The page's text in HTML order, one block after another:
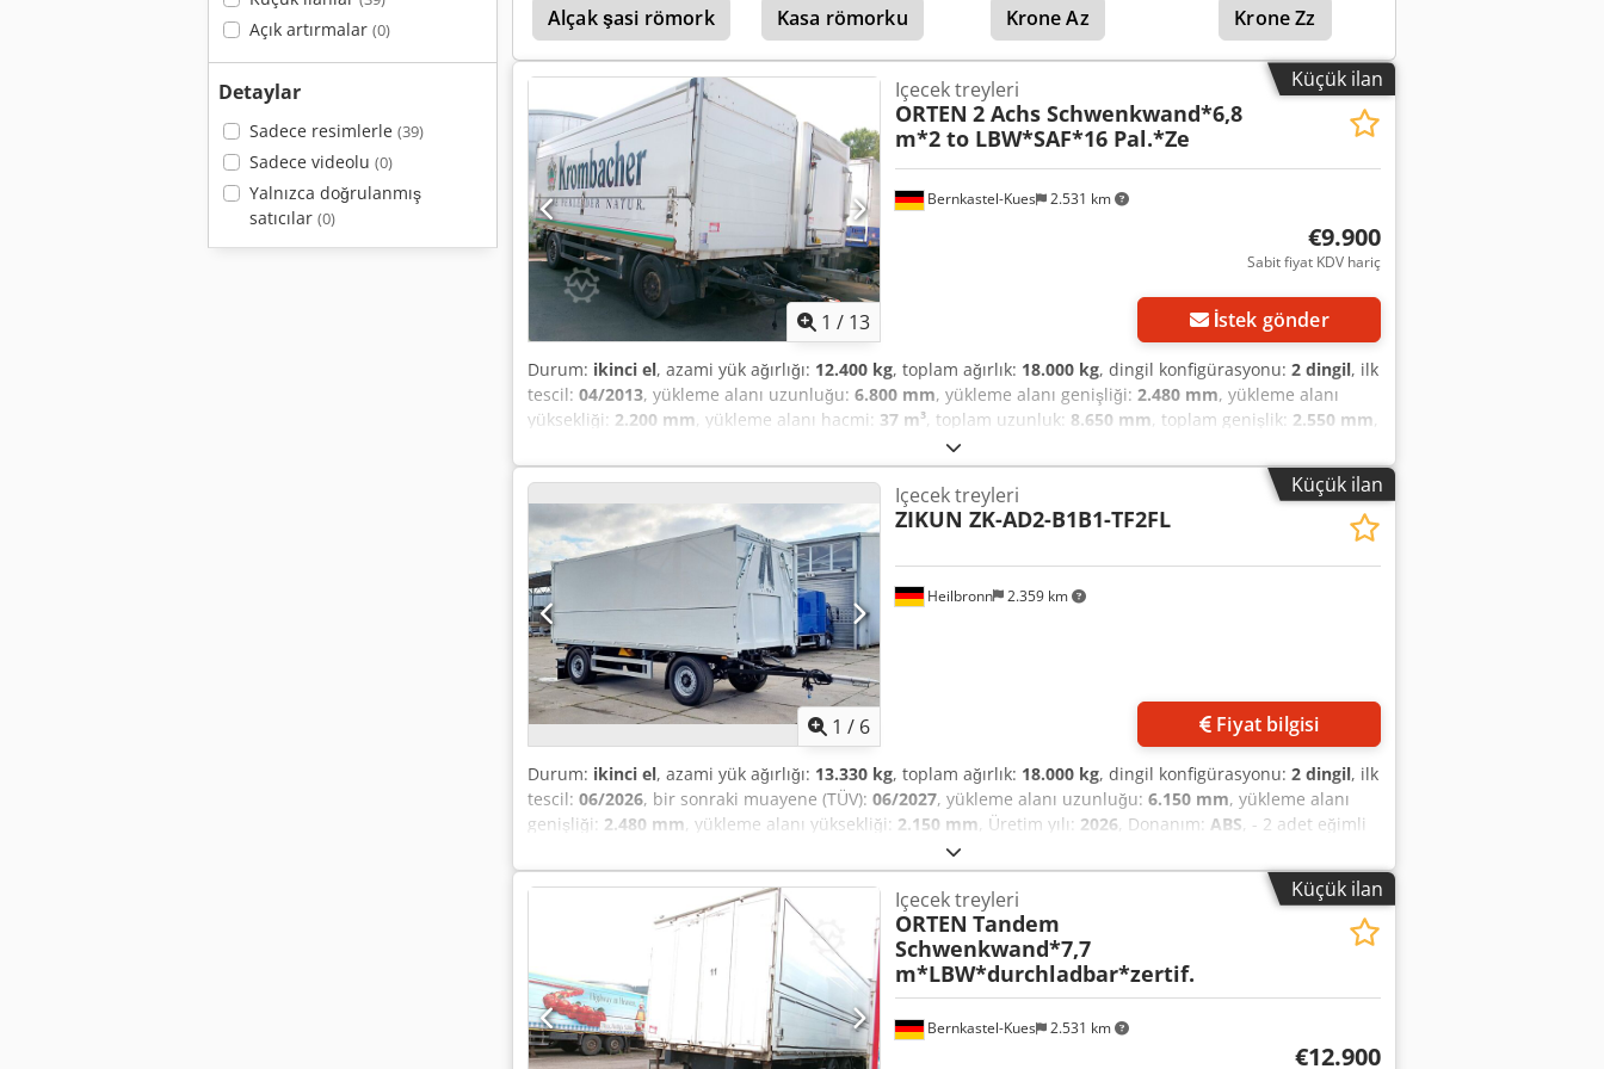
Açık artırmalar (0)
Detaylar
Sadece resimlerle (39)
Sadece videolu (0)
Yalnızca doğrulanmış
satıcılar (0)
süspansiyonlu * Disk frenler
Alçak şasi römork
Kasa römorku Krone Az Krone Zz
Küçük ilan
1 / 13
Bernkastel-Kues 2.531 km
Içecek treyleri
ORTEN 2 Achs Schwenkwand*6,8
m*2 to LBW*SAF*16 Pal.*Ze
€9.900
Sabit fiyat KDV hariç
İstek gönder
Durum: ikinci el, azami yük ağırlığı: 12.400 kg, toplam ağırlık: 18.000 kg, dingil konfigürasyonu: 2 dingil, ilk
tescil: 04/2013, yükleme alanı uzunluğu: 6.800 mm, yükleme alanı genişliği: 2.480 mm, yükleme alanı
yüksekliği: 2.200 mm, yükleme alanı hacmi: 37 m³, toplam uzunluk: 8.650 mm, toplam genişlik: 2.550 mm,
, Donanım:
Orten Topliner üst yapı * Yükleme alanı ölçüleri: 6.800 x 2.480 x 2.200 mm * VDI 2700 ve DIN EN 12642
Code XL'e göre sertifikalandırılmış üst yapı * İçecek sertifikası * Fıçı bira sertifikası * 4 sıra yük sabitleme
sistemi * 2.000 kg taşıma kapasiteli Bär yükleme rampası * SAF akslar Chsdpfxjzrqz Hj Afioa * Hava
süspansiyonlu * Çekme çatalı uzatılabilir * Lastik ölçüsü: 385/55 R 22.5, %70-80 diş derinliği
Küçük ilan
1 / 6
Heilbronn 2.359 km
Içecek treyleri
ZIKUN ZK-AD2-B1B1-TF2FL
Fiyat bilgisi
Durum: ikinci el, azami yük ağırlığı: 13.330 kg, toplam ağırlık: 18.000 kg, dingil konfigürasyonu: 2 dingil, ilk
tescil: 06/2026, bir sonraki muayene (TÜV): 06/2027, yükleme alanı uzunluğu: 6.150 mm, yükleme alanı
genişliği: 2.480 mm, yükleme alanı yüksekliği: 2.150 mm, Üretim yılı: 2026, Donanım: ABS, - 2 adet eğimli
tekerlekli aks, düşük bakım gerektiren ECO tipi, disk frenli, her biri 9.000 kg taşıma kapasiteli - AB
yönetmeliklerine uygun, ALB regülasyonlu ve yaylı depolamalı park freni ile iki hatlı EBS pnömatik fren
sistemi, otomatik bağlantı ayarları, Duomatic fren bağlantısı - Kaldırma ve alçaltma özellikli hava
süspansiyonu - Şasi: Yüksek mukavemetli ince taneli çelik levhalardan oluşan, sağlam kaynaklı
konstrüksiyon, burulmaya dayanıklı şekilde kaynaklanmış. Boyuna ve enine traversler, ana şasi ile birlikte
düz bir yüzey oluşturur - Lastikler: 4 adet 385/55 R22,5, çelik jantlar üzerinde - Sabit çekme çubuğu, DIN
çekme bağlantısı 40 mm (uzunluğu ayarlanabilir çekme çubuğu) - Elektrik sistemi: StVZO yönetmeliklerine
uygun, korunaklı bir şekilde monte edilmiş, 5 odalı arka stop lambaları, Euro fiş, 15 kutuplu soket, 2 adet
kırmızı konum lambası arka portalın üzerinde. ABS, bağlantı kablosu ile - Her iki tarafta arka çerçevede 1
Küçük ilan
Bernkastel-Kues 2.531 km
Içecek treyleri
ORTEN Tandem
Schwenkwand*7,7
m*LBW*durchladbar*zertif.
€12.900